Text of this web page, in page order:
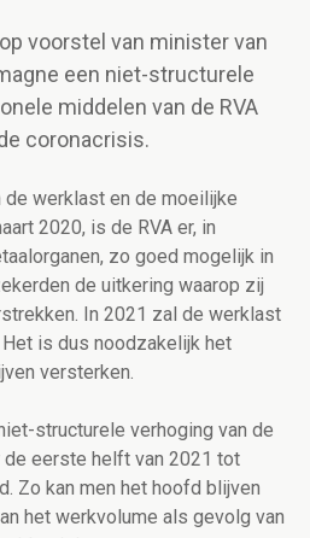
voorstel van minister van
een niet-structurele
middelen van de RVA
coronacrisis.
de werklast en de moeilijke
2020, is de RVA er, in
zo goed mogelijk in
de uitkering waarop zij
In 2021 zal de werklast
is dus noodzakelijk het
versterken.
structurele verhoging van de
eerste helft van 2021 tot
Zo kan men het hoofd blijven
het werkvolume als gevolg van